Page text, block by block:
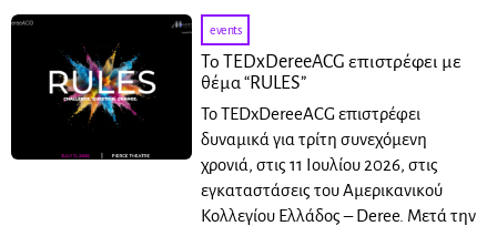
events
Το TEDxDereeACG επιστρέφει με
θέμα “RULES”
Το TEDxDereeACG επιστρέφει
δυναμικά για τρίτη συνεχόμενη
χρονιά, στις 11 Ιουλίου 2026, στις
εγκαταστάσεις του Αμερικανικού
Κολλεγίου Ελλάδος – Deree. Μετά την